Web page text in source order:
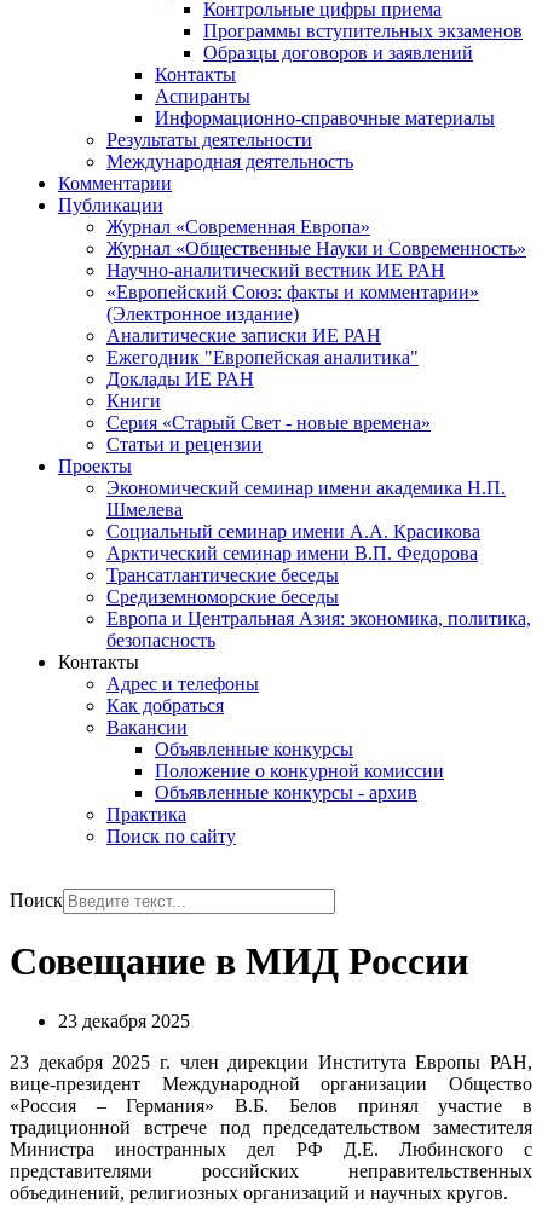
Контрольные цифры приема
Программы вступительных экзаменов
Образцы договоров и заявлений
Контакты
Аспиранты
Информационно-справочные материалы
Результаты деятельности
Международная деятельность
Комментарии
Публикации
Журнал «Современная Европа»
Журнал «Общественные Науки и Современность»
Научно-аналитический вестник ИЕ РАН
«Европейский Союз: факты и комментарии»
(Электронное издание)
Аналитические записки ИЕ РАН
Ежегодник "Европейская аналитика"
Доклады ИЕ РАН
Книги
Серия «Старый Свет - новые времена»
Статьи и рецензии
Проекты
Экономический семинар имени академика Н.П.
Шмелева
Социальный семинар имени А.А. Красикова
Арктический семинар имени В.П. Федорова
Трансатлантические беседы
Средиземноморские беседы
Европа и Центральная Азия: экономика, политика,
безопасность
Контакты
Адрес и телефоны
Как добраться
Вакансии
Объявленные конкурсы
Положение о конкурной комиссии
Объявленные конкурсы - архив
Практика
Поиск по сайту
Поиск
Совещание в МИД России
23 декабря 2025
23 декабря 2025 г. член дирекции Института Европы РАН,
вице-президент Международной организации Общество
«Россия – Германия» В.Б. Белов принял участие в
традиционной встрече под председательством заместителя
Министра иностранных дел РФ Д.Е. Любинского с
представителями российских неправительственных
объединений, религиозных организаций и научных кругов.